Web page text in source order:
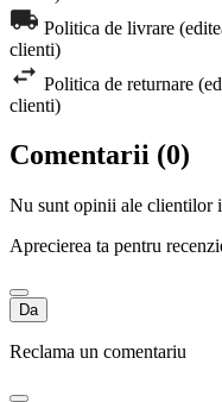
Politica de livrare
clienti)
Politica de returnare
clienti)
Comentarii (0)
Nu sunt opinii ale clientilor
Aprecierea ta pentru
Da
Reclama un comentariu